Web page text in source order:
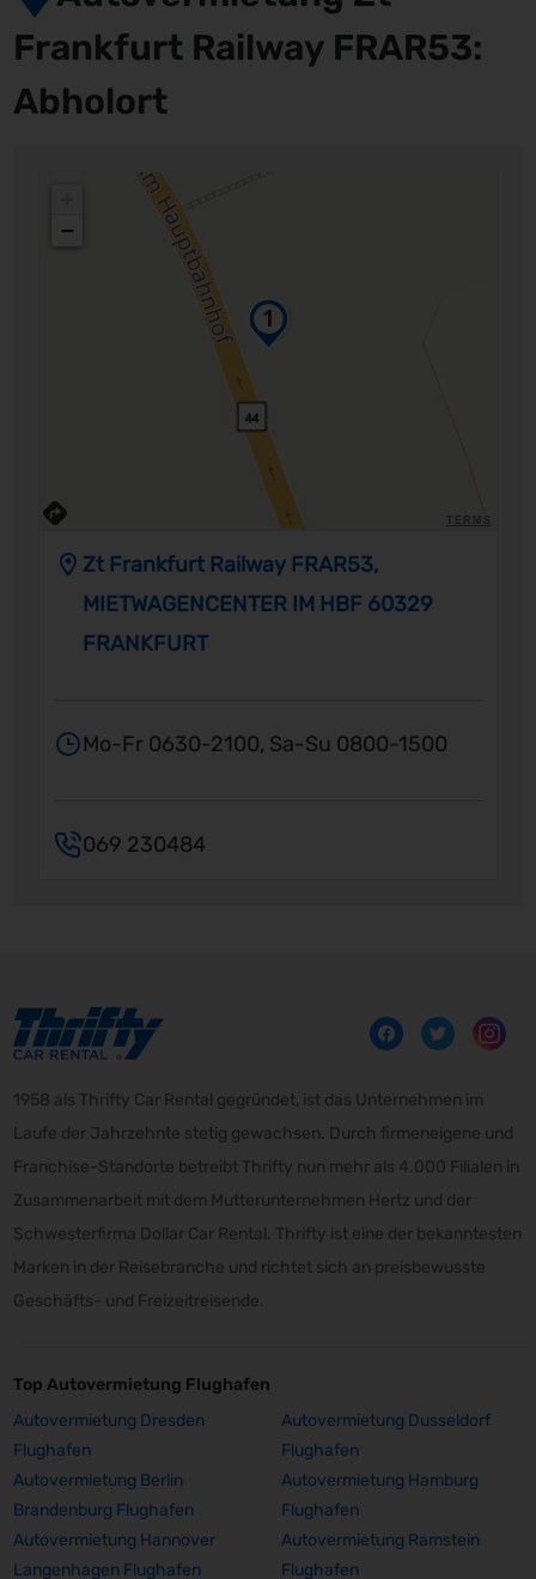
Frankfurt Railway FRAR53:
Abholort
−
Zt Frankfurt Railway FRAR53,
MIETWAGENCENTER IM HBF 60329
FRANKFURT
Mo-Fr 0630-2100, Sa-Su 0800-1500
069 230484
1958 als Thrifty Car Rental gegründet, ist das Unternehmen im
Laufe der Jahrzehnte stetig gewachsen. Durch firmeneigene und
Franchise-Standorte betreibt Thrifty nun mehr als 4.000 Filialen in
Zusammenarbeit mit dem Mutterunternehmen Hertz und der
Schwesterfirma Dollar Car Rental. Thrifty ist eine der bekanntesten
Marken in der Reisebranche und richtet sich an preisbewusste
Geschäfts- und Freizeitreisende.
Top Autovermietung Flughafen
Autovermietung Dresden
Flughafen
Autovermietung Dusseldorf
Flughafen
Autovermietung Berlin
Brandenburg Flughafen
Autovermietung Hamburg
Flughafen
Autovermietung Hannover
Langenhagen Flughafen
Autovermietung Ramstein
Flughafen